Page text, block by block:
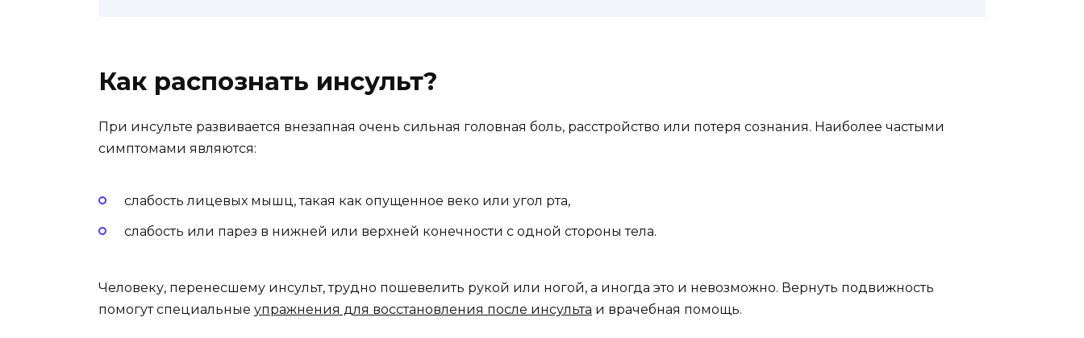
Как распознать инсульт?
При инсульте развивается внезапная очень сильная головная боль, расстройство или потеря сознания. Наиболее частыми
симптомами являются:
слабость лицевых мышц, такая как опущенное веко или угол рта,
слабость или парез в нижней или верхней конечности с одной стороны тела.
Человеку, перенесшему инсульт, трудно пошевелить рукой или ногой, а иногда это и невозможно. Вернуть подвижность
помогут специальные упражнения для восстановления после инсульта и врачебная помощь.